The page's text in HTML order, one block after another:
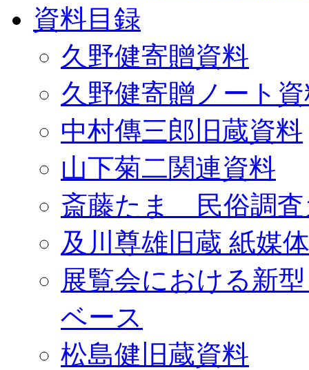
資料目録
久野健寄贈資料
久野健寄贈ノート
中村傳三郎旧蔵資料
山下菊二関連資料
斎藤たま 民俗調査
及川尊雄旧蔵 紙媒
展覧会における新
ベース
松島健旧蔵資料